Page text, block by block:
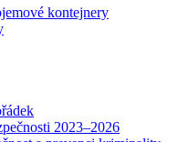
kontejnery
2023–2026